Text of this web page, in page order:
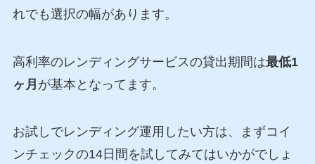
れでも選択の幅があります。
高利率のレンディングサービスの貸出期間は最低1
ヶ月 が基本となってます。
お試しでレンディング運用したい方は、まずコイ
ンチェックの14日間を試してみてはいかがでしょ